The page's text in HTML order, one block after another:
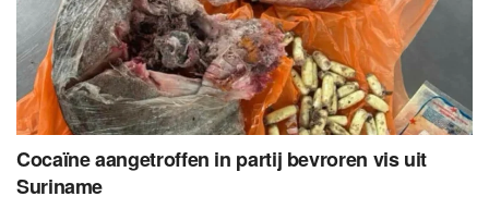
Cocaïne aangetroffen in partij bevroren vis uit
Suriname